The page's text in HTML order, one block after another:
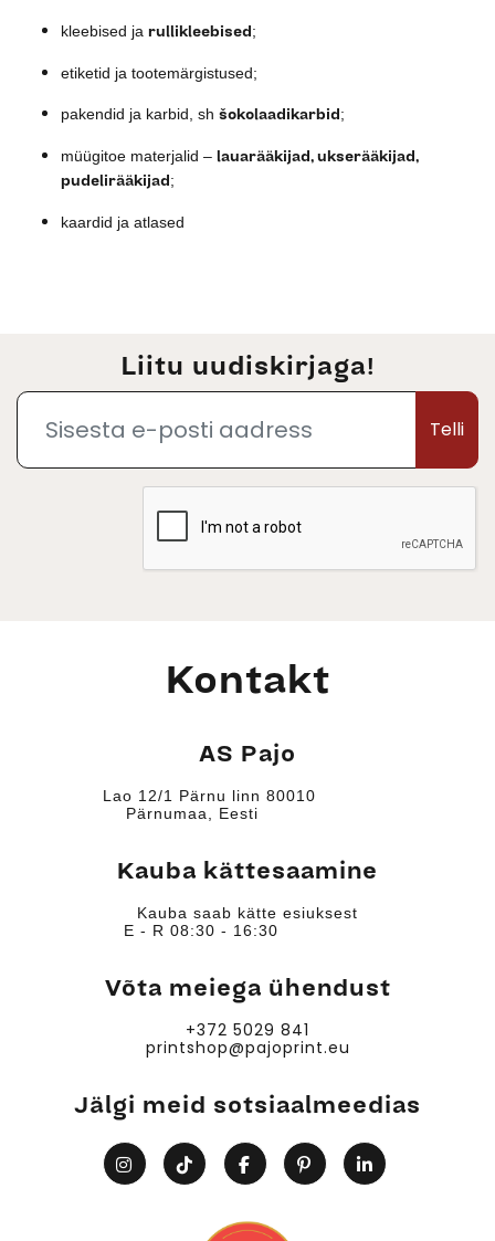
kleebised ja rullikleebised;
etiketid ja tootemärgistused;
pakendid ja karbid, sh šokolaadikarbid;
müügitoe materjalid – lauarääkijad, ukserääkijad,
pudelirääkijad;
kaardid ja atlased
Liitu uudiskirjaga!
Telli
Kontakt
AS Pajo
Lao 12/1 Pärnu linn 80010
Pärnumaa, Eesti
Kauba kättesaamine
Kauba saab kätte esiuksest
E - R 08:30 - 16:30
Võta meiega ühendust
+372 5029 841
printshop@pajoprint.eu
Jälgi meid sotsiaalmeedias